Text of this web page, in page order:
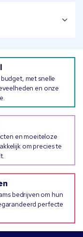
met snelle
en onze
en moeiteloze
om precies te
bedrijven om hun
perfecte